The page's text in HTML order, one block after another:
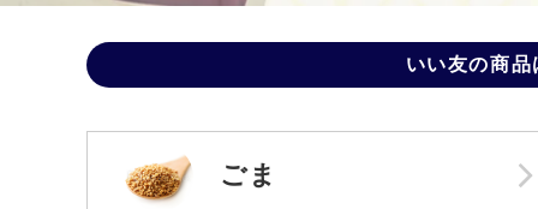
いい友の商
ごま